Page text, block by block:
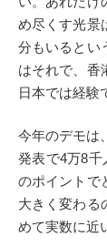
め尽くす光景
分もいるとい
はそれで、香
日本では経験
今年のデモは
発表で4万8千
のポイントで
大きく変わる
めて実数に近